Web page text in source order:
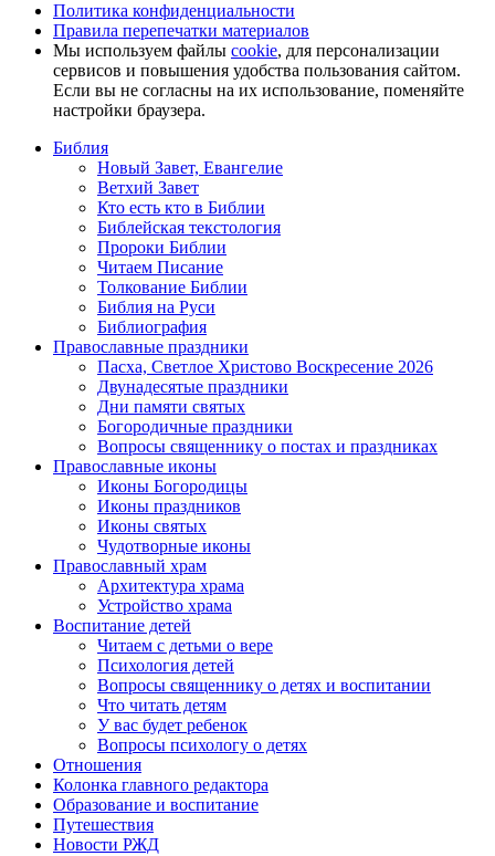
Политика конфиденциальности
Правила перепечатки материалов
Мы используем файлы cookie, для персонализации
сервисов и повышения удобства пользования сайтом.
Если вы не согласны на их использование, поменяйте
настройки браузера.
Библия
Новый Завет, Евангелие
Ветхий Завет
Кто есть кто в Библии
Библейская текстология
Пророки Библии
Читаем Писание
Толкование Библии
Библия на Руси
Библиография
Православные праздники
Пасха, Светлое Христово Воскресение 2026
Двунадесятые праздники
Дни памяти святых
Богородичные праздники
Вопросы священнику о постах и праздниках
Православные иконы
Иконы Богородицы
Иконы праздников
Иконы святых
Чудотворные иконы
Православный храм
Архитектура храма
Устройство храма
Воспитание детей
Читаем с детьми о вере
Психология детей
Вопросы священнику о детях и воспитании
Что читать детям
У вас будет ребенок
Вопросы психологу о детях
Отношения
Колонка главного редактора
Образование и воспитание
Путешествия
Новости РЖД